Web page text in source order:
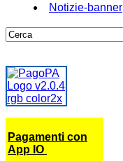
Notizie-banner
Pagamenti con
App IO